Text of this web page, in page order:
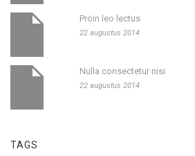
Proin leo lectus
22 augustus 2014
Nulla consectetur nisi
22 augustus 2014
TAGS